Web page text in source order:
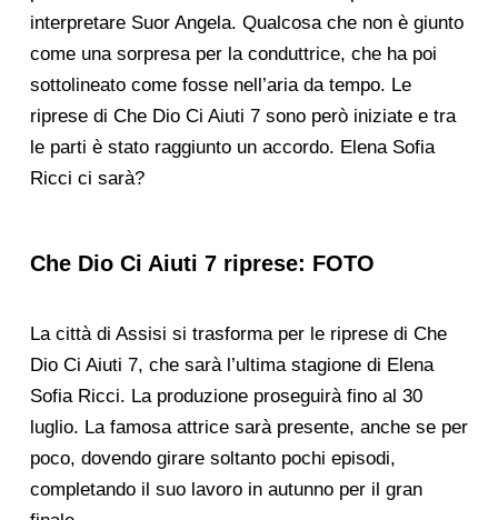
interpretare Suor Angela. Qualcosa che non è giunto
come una sorpresa per la conduttrice, che ha poi
sottolineato come fosse nell’aria da tempo. Le
riprese di Che Dio Ci Aiuti 7 sono però iniziate e tra
le parti è stato raggiunto un accordo. Elena Sofia
Ricci ci sarà?
Che Dio Ci Aiuti 7 riprese: FOTO
La città di Assisi si trasforma per le riprese di Che
Dio Ci Aiuti 7, che sarà l’ultima stagione di Elena
Sofia Ricci. La produzione proseguirà fino al 30
luglio. La famosa attrice sarà presente, anche se per
poco, dovendo girare soltanto pochi episodi,
completando il suo lavoro in autunno per il gran